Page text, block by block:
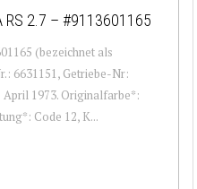
RS 2.7 – #9113601165
(bezeichnet als
6631151, Getriebe-Nr:
April 1973. Originalfarbe*:
Code 12, K...